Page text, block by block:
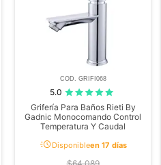
COD. GRIFI068
5.0
Grifería Para Baños Rieti By
Gadnic Monocomando Control
Temperatura Y Caudal
acuteDisponibleen 17 días